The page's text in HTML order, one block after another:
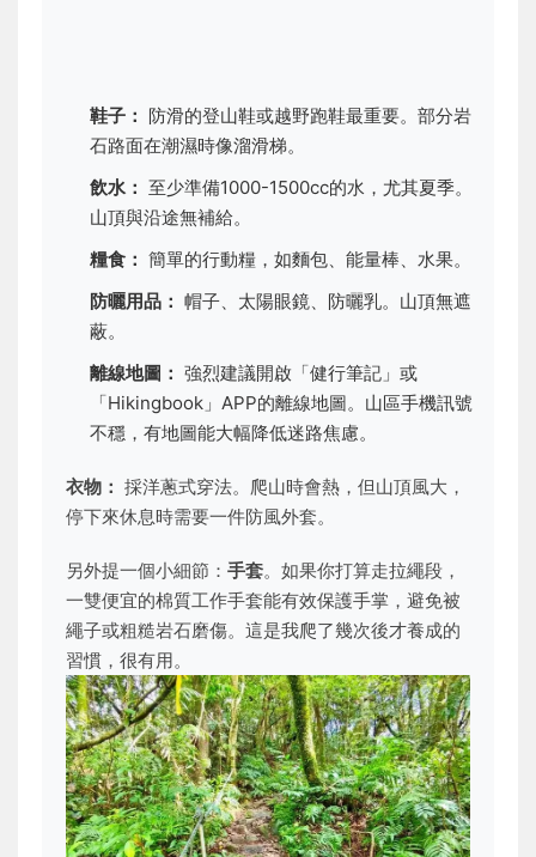
鞋子： 防滑的登山鞋或越野跑鞋最重要。部分岩
石路面在潮濕時像溜滑梯。
飲水： 至少準備1000-1500cc的水，尤其夏季。
山頂與沿途無補給。
糧食： 簡單的行動糧，如麵包、能量棒、水果。
防曬用品： 帽子、太陽眼鏡、防曬乳。山頂無遮
蔽。
離線地圖： 強烈建議開啟「健行筆記」或
「Hikingbook」APP的離線地圖。山區手機訊號
不穩，有地圖能大幅降低迷路焦慮。
衣物： 採洋蔥式穿法。爬山時會熱，但山頂風大，
停下來休息時需要一件防風外套。
另外提一個小細節： 手套。如果你打算走拉繩段，
一雙便宜的棉質工作手套能有效保護手掌，避免被
繩子或粗糙岩石磨傷。這是我爬了幾次後才養成的
習慣，很有用。